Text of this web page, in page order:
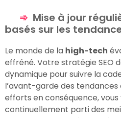
Mise à jour
basés sur les
Le monde de la high-tech
effréné. Votre stratégie SEO
dynamique pour suivre la
l’avant-garde des
efforts en conséquence,
continuellement parti des